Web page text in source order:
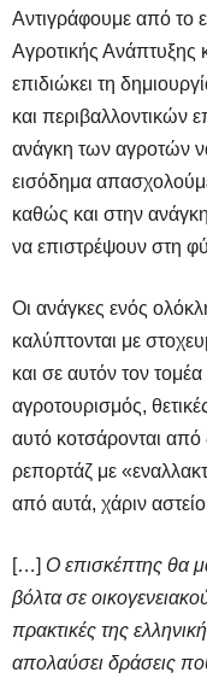
Αντιγράφουμε από το
Αγροτικής Ανάπτυξης
επιδιώκει τη
και περιβαλλοντικών
ανάγκη των αγροτών
εισόδημα
καθώς και στην
να επιστρέψουν στη
Οι ανάγκες ενός
καλύπτονται με
και σε αυτόν τον τομέα
αγροτουρισμός,
αυτό κοτσάρονται από
ρεπορτάζ με
από αυτά, χάριν
[…] Ο επισκέπτης θα
βόλτα σε
πρακτικές της
απολαύσει δράσεις